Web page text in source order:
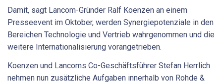
Damit, sagt Lancom-Gründer Ralf Koenzen an einem
Presseevent im Oktober, werden Synergiepotenziale in den
Bereichen Technologie und Vertrieb wahrgenommen und die
weitere Internationalisierung vorangetrieben.
Koenzen und Lancoms Co-Geschäftsführer Stefan Herrlich
nehmen nun zusätzliche Aufgaben innerhalb von Rohde &